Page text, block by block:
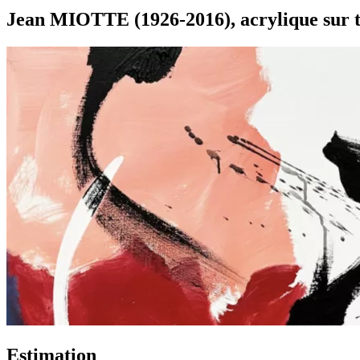
Jean MIOTTE (1926-2016), acrylique sur
Estimation